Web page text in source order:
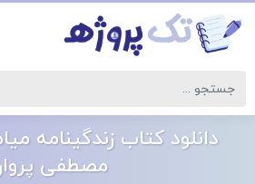
دانلود کتاب زندگینامه
مصطفی پروار